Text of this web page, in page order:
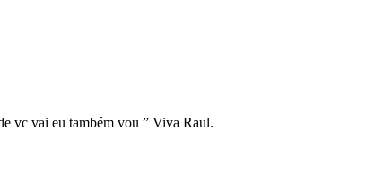
vc vai eu também vou ” Viva Raul.